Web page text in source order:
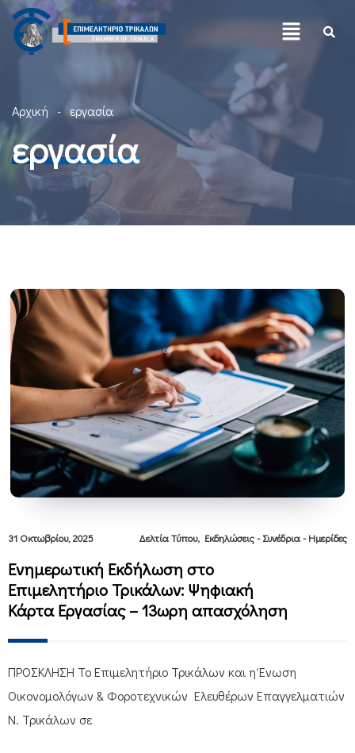
Αρχική εργασία
εργασία
31 Οκτωβρίου, 2025 Δελτία Τύπου, Εκδηλώσεις - Συνέδρια - Ημερίδες
Ενημερωτική Εκδήλωση στο
Επιμελητήριο Τρικάλων: Ψηφιακή
Κάρτα Εργασίας – 13ωρη απασχόληση
ΠΡΟΣΚΛΗΣΗ Το Επιμελητήριο Τρικάλων και η Ένωση
Οικονομολόγων & Φοροτεχνικών Ελευθέρων Επαγγελματιών
Ν. Τρικάλων σε